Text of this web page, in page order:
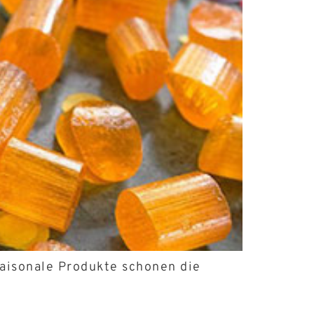
Produkte schonen die